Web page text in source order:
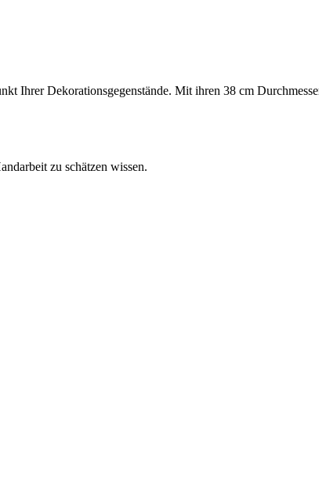
Ihrer Dekorationsgegenstände. Mit ihren 38 cm
zu schätzen wissen.